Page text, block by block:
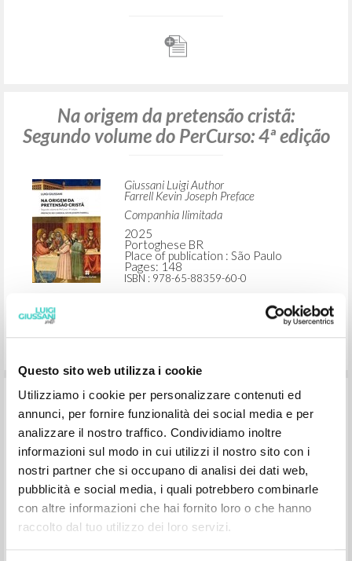
Questo sito web utilizza i cookie
Utilizziamo i cookie per personalizzare contenuti ed
annunci, per fornire funzionalità dei social media e per
analizzare il nostro traffico. Condividiamo inoltre
informazioni sul modo in cui utilizzi il nostro sito con i
nostri partner che si occupano di analisi dei dati web,
pubblicità e social media, i quali potrebbero combinarle
con altre informazioni che hai fornito loro o che hanno
raccolto dal tuo utilizzo dei loro servizi.
Na origem da pretensão cristã:
Segundo volume do PerCurso: 4ª edição
Giussani Luigi Author
Farrell Kevin Joseph Preface
Companhia Ilimitada
2025
Portoghese BR
Place of publication : São Paulo
Pages: 148
ISBN : 978-65-88359-60-0
À l'origine de la prétention chrétienne:
ParCours: Volume II
Giussani Luigi Author
Farrell Kevin Joseph Preface
Éditions Chora
French